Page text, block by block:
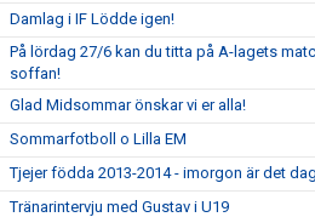
Damlag i IF Lödde igen!
På lördag 27/6 kan du titta på A-lagets
soffan!
Glad Midsommar önskar vi er alla!
Sommarfotboll o Lilla EM
Tjejer födda 2013-2014 - imorgon är det
Tränarintervju med Gustav i U19